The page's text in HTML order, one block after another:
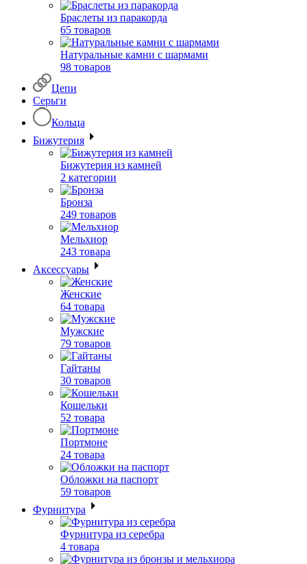
Браслеты из паракорда
65 товаров
Натуральные камни с шармами
98 товаров
Цепи
Серьги
Кольца
Бижутерия
Бижутерия из камней
2 категории
Бронза
249 товаров
Мельхиор
243 товара
Аксессуары
Женские
64 товара
Мужские
79 товаров
Гайтаны
30 товаров
Кошельки
52 товара
Портмоне
24 товара
Обложки на паспорт
59 товаров
Фурнитура
Фурнитура из серебра
4 товара